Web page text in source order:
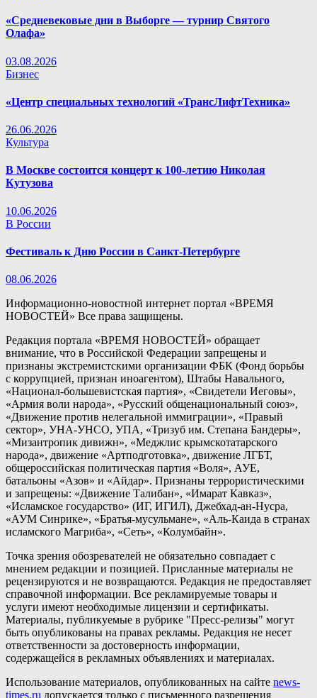
«Средневековые дни в Выборге — турнир Святого
Олафа»
03.08.2026
Бизнес
«Центр специальных технологий «ТрансЛифтТехника»
26.06.2026
Культура
В Москве состоится концерт к 100-летию Николая
Кутузова
10.06.2026
В России
Фестиваль к Дню России в Санкт-Петербурге
08.06.2026
Информационно-новостной интернет портал «ВРЕМЯ
НОВОСТЕЙ» Все права защищены.
Редакция портала «ВРЕМЯ НОВОСТЕЙ» обращает
внимание, что в Российской Федерации запрещены и
признаны экстремистскими организации ФБК (Фонд борьбы
с коррупцией, признан иноагентом), Штабы Навального,
«Национал-большевистская партия», «Свидетели Иеговы»,
«Армия воли народа», «Русский общенациональный союз»,
«Движение против нелегальной иммиграции», «Правый
сектор», УНА-УНСО, УПА, «Тризуб им. Степана Бандеры»,
«Мизантропик дивижн», «Меджлис крымскотатарского
народа», движение «Артподготовка», движение ЛГБТ,
общероссийская политическая партия «Воля», АУЕ,
батальоны «Азов» и «Айдар». Признаны террористическими
и запрещены: «Движение Талибан», «Имарат Кавказ»,
«Исламское государство» (ИГ, ИГИЛ), Джебхад-ан-Нусра,
«АУМ Синрике», «Братья-мусульмане», «Аль-Каида в странах
исламского Магриба», «Сеть», «Колумбайн».
Точка зрения обозревателей не обязательно совпадает с
мнением редакции и позицией. Присланные материалы не
рецензируются и не возвращаются. Редакция не предоставляет
справочной информации. Все рекламируемые товары и
услуги имеют необходимые лицензии и сертификаты.
Материалы, публикуемые в рубрике "Пресс-релизы" могут
быть опубликованы на правах рекламы. Редакция не несет
ответственности за достоверность информации,
содержащейся в рекламных объявлениях и материалах.
Использование материалов, опубликованных на сайте news-
times.ru допускается только с письменного разрешения